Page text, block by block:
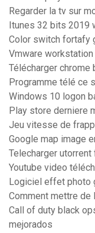
Regarder la tv sur
Itunes 32 bits 2019
Color switch fortafy
Vmware workstation
Télécharger
Programme télé ce
Windows 10 logon
Play store derniere
Jeu vitesse de
Google map image
Telecharger
Youtube video
Logiciel effet photo
Comment mettre de
Call of duty black
mejorados